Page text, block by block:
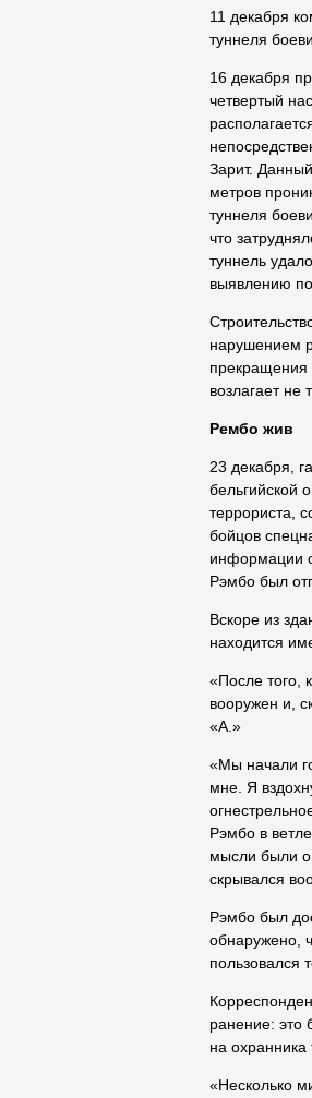
11 декабря
туннеля
16 декабря
четвертый
Зарит.
метров
туннеля
что
туннель
выявлению
нарушением
прекращения
возлагает не
Рембо жив
23 декабря,
бельгийской
террориста,
бойцов
информации
Рэмбо был
Вскоре из
находится
«После того,
вооружен и,
«А.»
«Мы начали
мне. Я
Рэмбо в
мысли были о
скрывался
Рэмбо был
обнаружено,
пользовался
ранение: это
на
«Несколько